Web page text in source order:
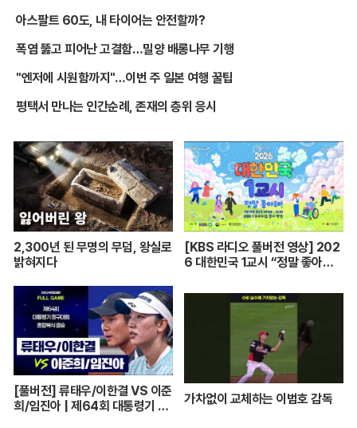
아스팔트 60도, 내 타이어는 안전할까?
폭염 뚫고 피어난 고결함…밀양 배롱나무 기행
"엔저에 시원함까지"…이번 주 일본 여행 꿀팁
평택서 만나는 인간순례, 존재의 층위 응시
2,300년 된 무명의 무덤, 왕실로
밝혀지다
[KBS 라디오 풀버전 영상] 202
6 대한민국 1교시 “정말 좋아
[풀버전] 류태우/이한결 VS 이준
희/임진아 | 제64회 대통령기 종
가차없이 교체하는 이범호 감독